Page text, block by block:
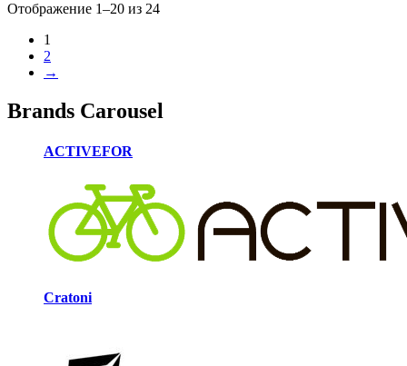
Отображение 1–20 из 24
1
2
→
Brands Carousel
ACTIVEFOR
Cratoni